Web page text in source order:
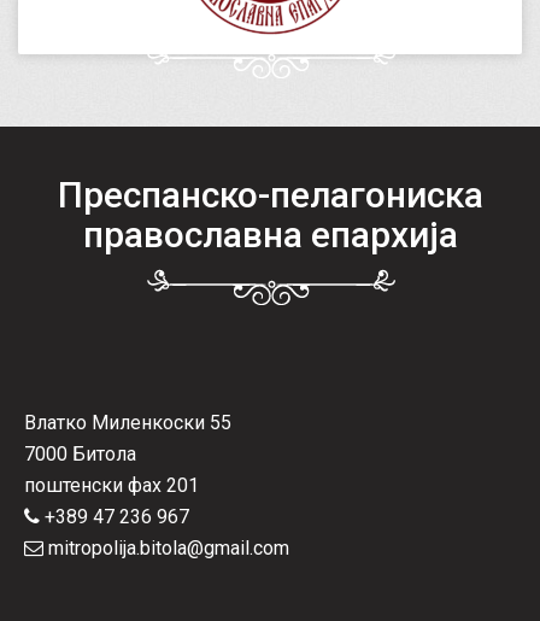
Преспанско-пелагониска
православна епархија
Влатко Миленкоски 55
7000 Битола
поштенски фах 201
+389 47 236 967
mitropolija.bitola@gmail.com